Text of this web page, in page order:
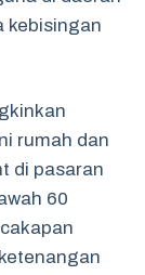
kebisingan
rumah dan
di pasaran
60